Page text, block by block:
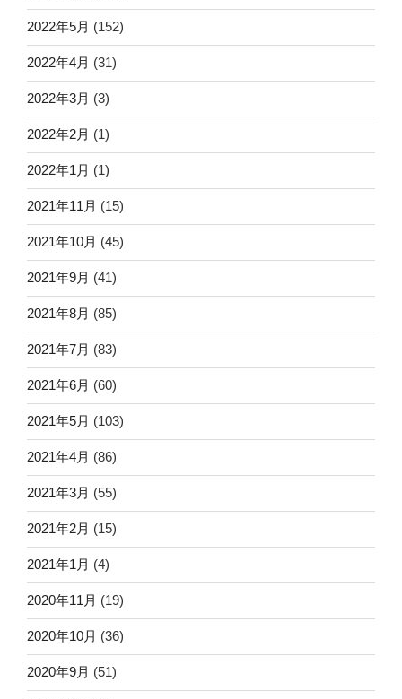
2022年5月 (152)
2022年4月 (31)
2022年3月 (3)
2022年2月 (1)
2022年1月 (1)
2021年11月 (15)
2021年10月 (45)
2021年9月 (41)
2021年8月 (85)
2021年7月 (83)
2021年6月 (60)
2021年5月 (103)
2021年4月 (86)
2021年3月 (55)
2021年2月 (15)
2021年1月 (4)
2020年11月 (19)
2020年10月 (36)
2020年9月 (51)